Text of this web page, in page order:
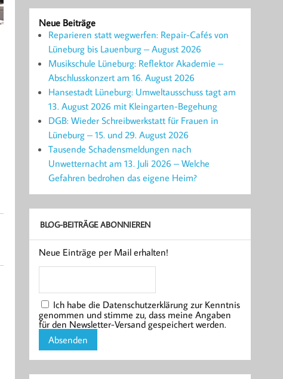
Neue Beiträge
Reparieren statt wegwerfen: Repair-Cafés von
Lüneburg bis Lauenburg – August 2026
Musikschule Lüneburg: Reflektor Akademie –
Abschlusskonzert am 16. August 2026
Hansestadt Lüneburg: Umweltausschuss tagt am
13. August 2026 mit Kleingarten-Begehung
DGB: Wieder Schreibwerkstatt für Frauen in
Lüneburg – 15. und 29. August 2026
Tausende Schadensmeldungen nach
Unwetternacht am 13. Juli 2026 – Welche
Gefahren bedrohen das eigene Heim?
BLOG-BEITRÄGE ABONNIEREN
Neue Einträge per Mail erhalten!
Ich habe die Datenschutzerklärung zur Kenntnis
genommen und stimme zu, dass meine Angaben
für den Newsletter-Versand gespeichert werden.